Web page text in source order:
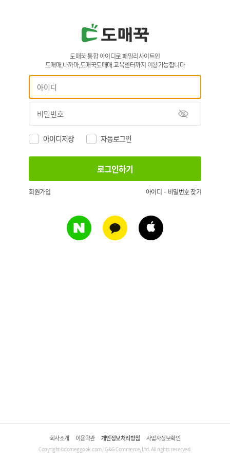
도매꾹 통합 아이디로 패밀리사이트인
도매매,나까마,도매꾹도매매 교육센터까지 이용가능합니다
아이디저장 자동로그인
회원가입 아이디 · 비밀번호 찾기
회사소개 이용약관 개인정보처리방침 사업자정보확인
Copyright©domeggook.com / G&G Commerce, Ltd. All rights reserved.